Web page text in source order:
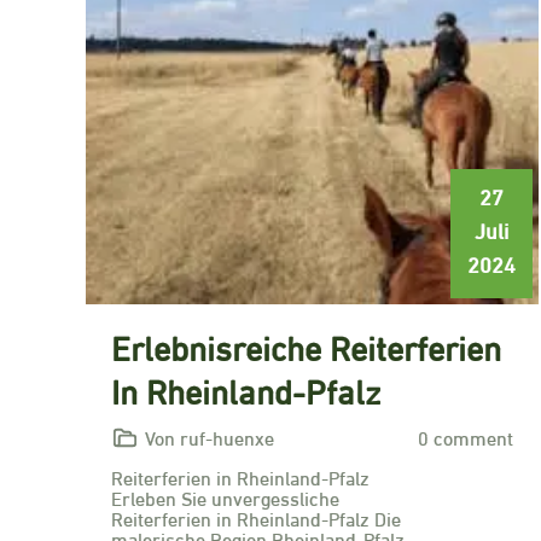
27
Juli
2024
Erlebnisreiche Reiterferien
In Rheinland-Pfalz
Von ruf-huenxe
0 comment
Reiterferien in Rheinland-Pfalz
Erleben Sie unvergessliche
Reiterferien in Rheinland-Pfalz Die